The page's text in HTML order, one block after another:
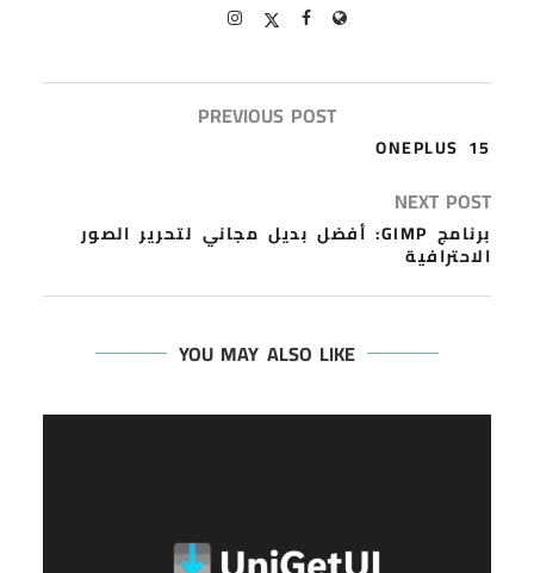
PREVIOUS POST
ONEPLUS 15
NEXT POST
برنامج GIMP: أفضل بديل مجاني لتحرير الصور
الاحترافية
YOU MAY ALSO LIKE